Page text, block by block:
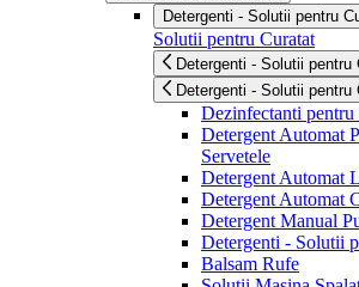
Detergenti - Solutii pentru
Solutii pentru Curatat
Detergenti - Solutii pentru
Detergenti - Solutii pentru
Dezinfectanti pentru
Detergent Automat
Servetele
Detergent Automat
Detergent Automat
Detergent Manual
Detergenti - Solutii
Balsam Rufe